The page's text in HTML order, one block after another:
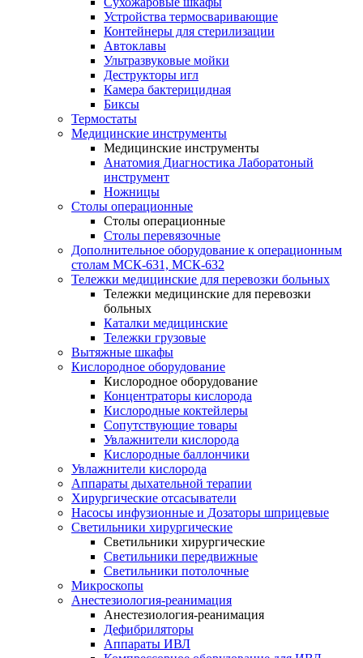
Устройства термосваривающие
Контейнеры для стерилизации
Автоклавы
Ультразвуковые мойки
Деструкторы игл
Камера бактерицидная
Биксы
Термостаты
Медицинские инструменты
Медицинские инструменты
Анатомия Диагностика Лаборатоный
инструмент
Ножницы
Столы операционные
Столы операционные
Столы перевязочные
Дополнительное оборудование к операционным
столам МСК-631, МСК-632
Тележки медицинские для перевозки больных
Тележки медицинские для перевозки
больных
Каталки медицинские
Тележки грузовые
Вытяжные шкафы
Кислородное оборудование
Кислородное оборудование
Концентраторы кислорода
Кислородные коктейлеры
Сопутствующие товары
Увлажнители кислорода
Кислородные баллончики
Увлажнители кислорода
Аппараты дыхательной терапии
Хирургические отсасыватели
Насосы инфузионные и Дозаторы шприцевые
Светильники хирургические
Светильники хирургические
Светильники передвижные
Светильники потолочные
Микроскопы
Анестезиология-реанимация
Анестезиология-реанимация
Дефибриляторы
Аппараты ИВЛ